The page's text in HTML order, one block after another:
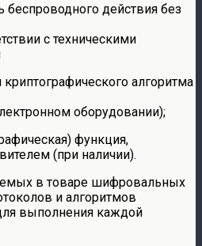
беспроводного действия без
с техническими
алгоритма
оборудовании);
функция,
(при наличии).
в товаре шифровальных
и алгоритмов
выполнения каждой